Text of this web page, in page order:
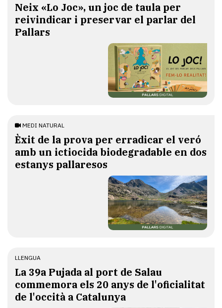
​Neix «Lo Joc», un joc de taula per
reivindicar i preservar el parlar del
Pallars
MEDI NATURAL
Èxit de la prova per erradicar el veró
amb un ictiocida biodegradable en dos
estanys pallaresos
LLENGUA
​La 39a Pujada al port de Salau
commemora els 20 anys de l'oficialitat
de l'occità a Catalunya